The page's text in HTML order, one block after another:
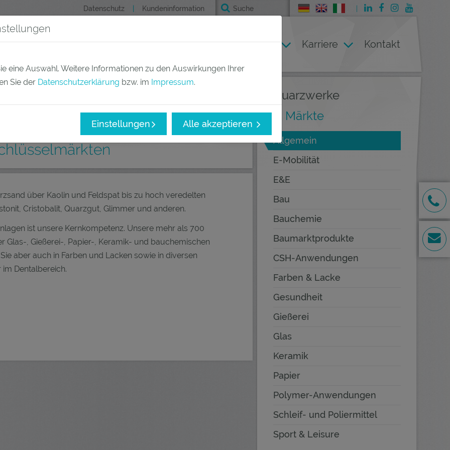
DeutschEnglishItalienisch
Datenschutz Kundeninformation
Produkte Märkte(current)Unternehmen Karriere Kontakt
über Kaolin und Feldspat bis zu hoch veredelten
Cristobalit, Quarzgut, Glimmer und anderen.
ist unsere Kernkompetenz. Unsere mehr als 700
, Gießerei-, Papier-, Keramik- und bauchemischen
aber auch in Farben und Lacken sowie in diversen
Dentalbereich.
Quarzwerke
Märkte
Allgemein
E-Mobilität
E&E
Bau
Bauchemie
Baumarktprodukte
CSH-Anwendungen
Farben & Lacke
Gesundheit
Gießerei
Glas
Keramik
Papier
Polymer-Anwendungen
Schleif- und Poliermittel
Sport & Leisure
eine Auswahl. Weitere Informationen zu den Auswirkungen Ihrer
Sie der Datenschutzerklärung bzw. im Impressum.
Einstellungen Alle akzeptieren